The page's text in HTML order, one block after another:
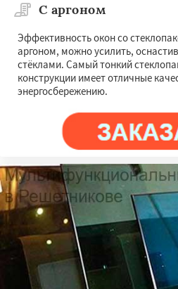
Работаем по
Родники Свердловск
Северный
Софрино
Томилино Тучково
Удельная
Фосфоритный Фряново
Хорлово Черкизово
Черусти
Шаховская
С аргоном
Эффективность окон со
аргоном, можно усилить,
стёклами. Самый тонкий
конструкции имеет отличные
энергосбережению.
Даю согласие на обработку